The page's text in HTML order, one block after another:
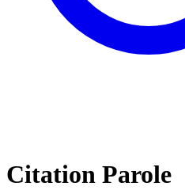
Citation Parole